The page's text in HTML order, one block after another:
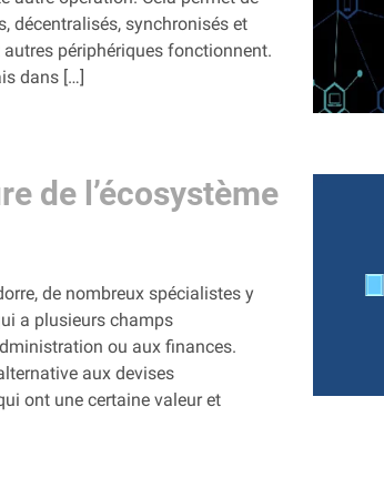
décentralisés, synchronisés et
périphériques fonctionnent.
dans […]
de l’écosystème
de nombreux spécialistes y
a plusieurs champs
ou aux finances.
aux devises
ont une certaine valeur et